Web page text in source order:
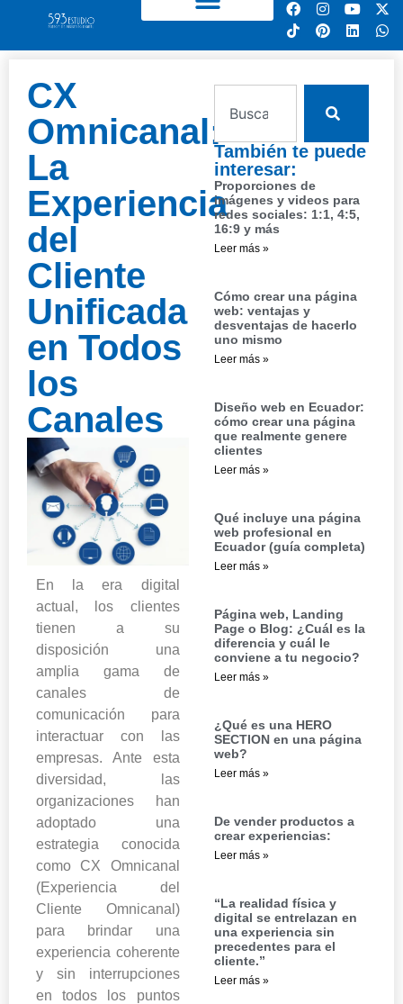
CX
Omnicanal:
La
Experiencia
del
Cliente
Unificada
en Todos
los
Canales
En la era digital
actual, los clientes
tienen a su
disposición una
amplia gama de
canales de
comunicación para
interactuar con las
empresas. Ante esta
diversidad, las
organizaciones han
adoptado una
estrategia conocida
como CX Omnicanal
(Experiencia del
Cliente Omnicanal)
para brindar una
experiencia coherente
y sin interrupciones
en todos los puntos
También te puede
interesar:
Proporciones de
imágenes y videos para
redes sociales: 1:1, 4:5,
16:9 y más
Leer más »
Cómo crear una página
web: ventajas y
desventajas de hacerlo
uno mismo
Leer más »
Diseño web en Ecuador:
cómo crear una página
que realmente genere
clientes
Leer más »
Qué incluye una página
web profesional en
Ecuador (guía completa)
Leer más »
Página web, Landing
Page o Blog: ¿Cuál es la
diferencia y cuál le
conviene a tu negocio?
Leer más »
¿Qué es una HERO
SECTION en una página
web?
Leer más »
De vender productos a
crear experiencias:
Leer más »
“La realidad física y
digital se entrelazan en
una experiencia sin
precedentes para el
cliente.”
Leer más »